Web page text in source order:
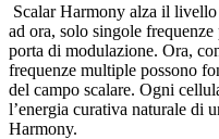
Scalar Harmony alza il
ad ora, solo singole frequenze
porta di modulazione. Ora,
frequenze multiple possono
del campo scalare. Ogni
l’energia curativa naturale di
Harmony.